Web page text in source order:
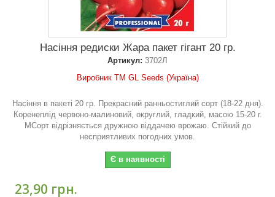
Насіння редиски Жара пакет гігант 20 гр.
Артикул: 3702Л
Виробник ТМ GL Seeds (Україна)
Насіння в пакеті 20 гр. Прекрасний ранньостиглий сорт (18-22 дня).
Коренеплід червоно-малиновий, округлий, гладкий, масою 15-20 г.
МСорт відрізняється дружною віддачею врожаю. Стійкий до
несприятливих погодних умов.
Є в наявності
23,90 грн.